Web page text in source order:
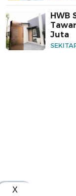
HWB
Juta
X